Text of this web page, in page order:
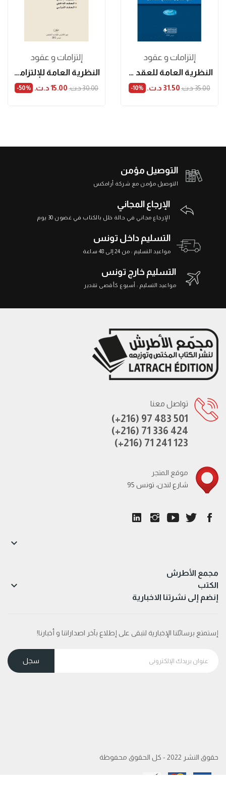
إلتزامات و عقود
النظرية العامة للإلتزامات: مصادر الإلتزام...
30.00 د.ت.‏ 15.00 د.ت.‏ ‎-50%
إلتزامات و عقود
النظرية العامة للعقد في القانون المدني المعاصر...
35.00 د.ت.‏ 31.50 د.ت.‏ ‎-10%
التوصيل مؤمن
التوصيل مؤمن مع شركة أرامكس
الإرجاع المجاني
الإرجاع مجاني في حالة خلل بالكتاب في غضون 30 يوم
التسليم داخل تونس
مواعيد التسليم : من 24 إلى 48 ساعة
التسليم خارج تونس
مواعيد التسليم : أسبوع كأقصى تقدير
تواصل معنا
(+216) 97 483 501
(+216) 71 336 424
(+216) 71 241 123
موقع المتجر
95 شارع لندن، تونس
مجمع الأطرش

الكتب 
إنضم إلى نشرتنا الاخبارية
إستمتع برسائلنا الإخبارية لتبقى على إطلاع بآخر اصداراتنا و أخبارنا!
حقوق النشر 2022 - كل الحقوق محفوظة